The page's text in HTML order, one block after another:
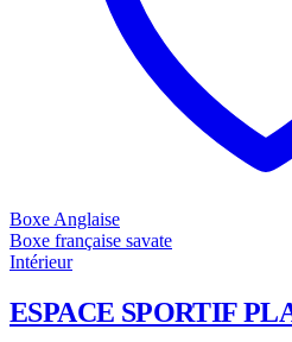
Boxe Anglaise
Boxe française savate
Intérieur
ESPACE SPORTIF